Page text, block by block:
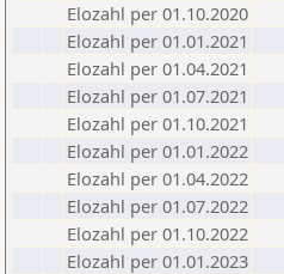
Elozahl per 01.10.2020
Elozahl per 01.01.2021
Elozahl per 01.04.2021
Elozahl per 01.07.2021
Elozahl per 01.10.2021
Elozahl per 01.01.2022
Elozahl per 01.04.2022
Elozahl per 01.07.2022
Elozahl per 01.10.2022
Elozahl per 01.01.2023